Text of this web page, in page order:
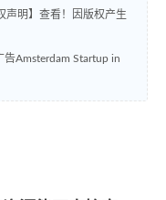
声明】查看！因版权产生
Amsterdam Startup in